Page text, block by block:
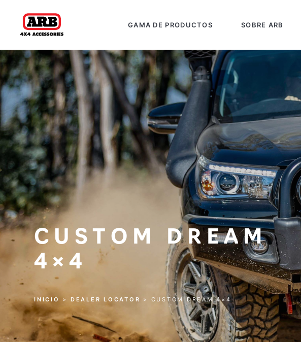
GAMA DE PRODUCTOS SOBRE ARB
CUSTOM DREAM
4×4
INICIO > DEALER LOCATOR > CUSTOM DREAM 4×4